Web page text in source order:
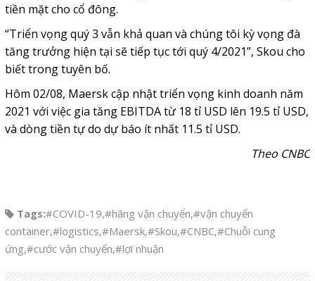
tiền mặt cho cổ đông.
“Triển vọng quý 3 vẫn khả quan và chúng tôi kỳ vọng đà
tăng trưởng hiện tại sẽ tiếp tục tới quý 4/2021”, Skou cho
biết trong tuyên bố.
Hôm 02/08, Maersk cập nhật triển vọng kinh doanh năm
2021 với việc gia tăng EBITDA từ 18 tỉ USD lên 19.5 tỉ USD,
và dòng tiền tự do dự báo ít nhất 11.5 tỉ USD.
Theo CNBC
Tags:#COVID-19,#hãng vận chuyển,#vận chuyển
container,#logistics,#Maersk,#Skou,#CNBC,#Chuỗi cung
ứng,#cước vận chuyển,#lợi nhuận